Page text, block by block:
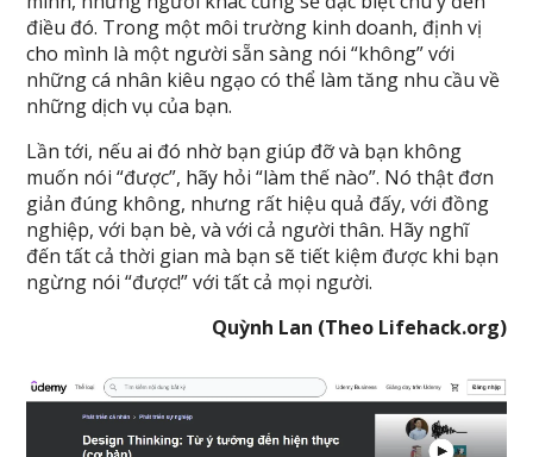
điều đó. Trong một môi trường kinh doanh, định vị
cho mình là một người sẵn sàng nói “không” với
những cá nhân kiêu ngạo có thể làm tăng nhu cầu về
những dịch vụ của bạn.
Lần tới, nếu ai đó nhờ bạn giúp đỡ và bạn không
muốn nói “được”, hãy hỏi “làm thế nào”. Nó thật đơn
giản đúng không, nhưng rất hiệu quả đấy, với đồng
nghiệp, với bạn bè, và với cả người thân. Hãy nghĩ
đến tất cả thời gian mà bạn sẽ tiết kiệm được khi bạn
ngừng nói “được!” với tất cả mọi người.
Quỳnh Lan (Theo Lifehack.org)